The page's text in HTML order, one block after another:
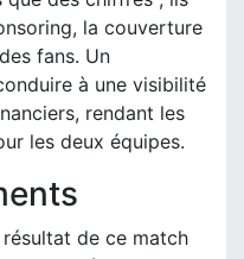
la couverture
fans. Un
à une visibilité
rendant les
les deux équipes.
résultat de ce match